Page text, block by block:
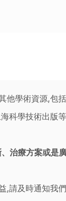
學術資源,包
科學技術出
治療方案或
及時通知我